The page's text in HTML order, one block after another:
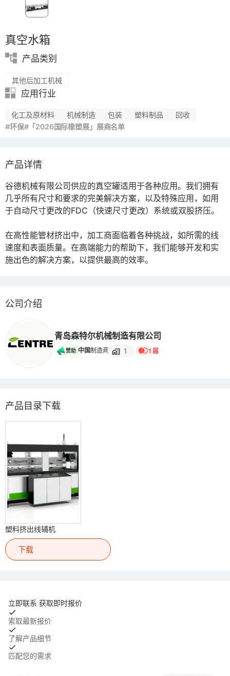
真空水箱
产品类别
其他后加工机械
应用行业
化工及原材料 机械制造 包装 塑料制品
回收
#环保#「2026国际橡塑展」展商名单
产品详情
谷德机械有限公司供应的真空罐适用于各种应用。我们拥有
几乎所有尺寸和要求的完美解决方案，以及特殊应用，如用
于自动尺寸更改的FDC（快速尺寸更改）系统或双股挤压。
在高性能管材挤出中，加工商面临着各种挑战，如所需的线
速度和表面质量。在高端能力的帮助下，我们能够开发和实
施出色的解决方案，以提供最高的效率。
公司介绍
青岛森特尔机械制造有限公司
赞助 中国制造商 1 1 届
产品目录下载
塑料挤出线辅机
下载
立即联系 获取即时报价
索取最新报价
了解产品细节
匹配您的需求